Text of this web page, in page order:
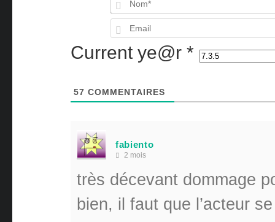
Current ye@r *
57 COMMENTAIRES
fabiento
2 mois
très décevant dommage
bien, il faut que l’acteur